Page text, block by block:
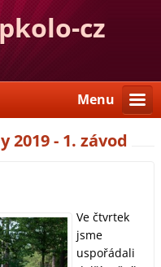
cz
Menu
2019 - 1. závod
Ve čtvrtek
jsme
uspořádali